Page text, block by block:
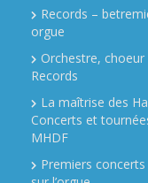
Records –
orgue
Orchestre,
Records
La maîtrise des
Concerts et
MHDF
Premiers